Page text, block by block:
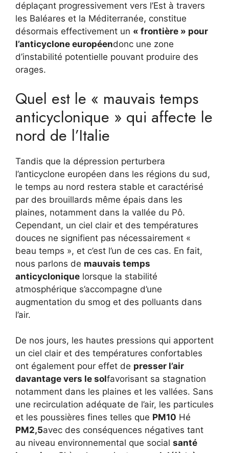
déplaçant progressivement vers l’Est à travers
les Baléares et la Méditerranée, constitue
désormais effectivement un « frontière » pour
l’anticyclone européendonc une zone
d’instabilité potentielle pouvant produire des
orages.
Quel est le « mauvais temps
anticyclonique » qui affecte le
nord de l’Italie
Tandis que la dépression perturbera
l’anticyclone européen dans les régions du sud,
le temps au nord restera stable et caractérisé
par des brouillards même épais dans les
plaines, notamment dans la vallée du Pô.
Cependant, un ciel clair et des températures
douces ne signifient pas nécessairement «
beau temps », et c’est l’un de ces cas. En fait,
nous parlons de mauvais temps
anticyclonique lorsque la stabilité
atmosphérique s’accompagne d’une
augmentation du smog et des polluants dans
l’air.
De nos jours, les hautes pressions qui apportent
un ciel clair et des températures confortables
ont également pour effet de presser l’air
davantage vers le solfavorisant sa stagnation
notamment dans les plaines et les vallées. Sans
une recirculation adéquate de l’air, les particules
et les poussières fines telles que PM10 Hé
PM2,5avec des conséquences négatives tant
au niveau environnemental que social santé